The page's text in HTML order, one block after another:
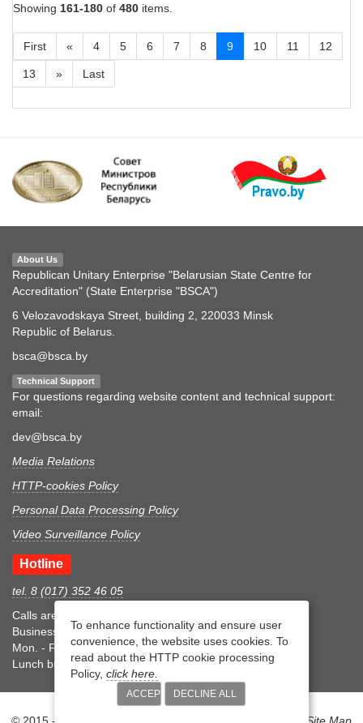
Showing 161-180 of 480 items.
First « 4 5 6 7 8 9 10 11 12
13 » Last
About Us
Republican Unitary Enterprise "Belarusian State Centre for
Accreditation" (State Enterprise "BSCA")
6 Velozavodskaya Street, building 2, 220033 Minsk
Republic of Belarus.
bsca@bsca.by
Technical Support
For questions regarding website content and technical support:
email:
dev@bsca.by
Media Relations
HTTP-cookies Policy
Personal Data Processing Policy
Video Surveillance Policy
Hotline
tel. 8 (017) 352 46 05
Calls are accepted during business hours
Business hours
Mon. - Fri.: 8:30-17:15
Lunch break 12:00-12:45
To enhance functionality and ensure user
convenience, the website uses cookies. To
read about the HTTP cookie processing
Policy,click here.
ACCEPT DECLINE ALL